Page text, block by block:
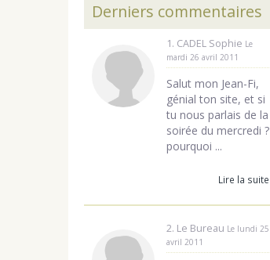
Derniers commentaires
1. CADEL Sophie Le
mardi 26 avril 2011
Salut mon Jean-Fi,
génial ton site, et si
tu nous parlais de la
soirée du mercredi ?
pourquoi ...
Lire la suite
2. Le Bureau Le lundi 25
avril 2011